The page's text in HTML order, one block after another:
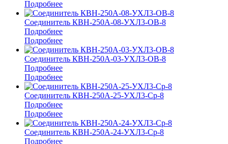
Подробнее
Соединитель КВН-250А-08-УХЛ3-ОВ-8
Подробнее
Подробнее
Соединитель КВН-250А-03-УХЛ3-ОВ-8
Подробнее
Подробнее
Соединитель КВН-250А-25-УХЛ3-Ср-8
Подробнее
Подробнее
Соединитель КВН-250А-24-УХЛ3-Ср-8
Подробнее